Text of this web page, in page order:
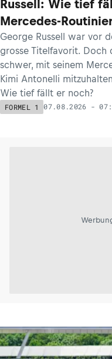
Russell: Wie tief
Mercedes-
George Russell war vor
grosse Titelfavorit. Doch
schwer, mit seinem
Kimi Antonelli
Wie tief fällt er noch?
FORMEL 1 07.08.2026 -